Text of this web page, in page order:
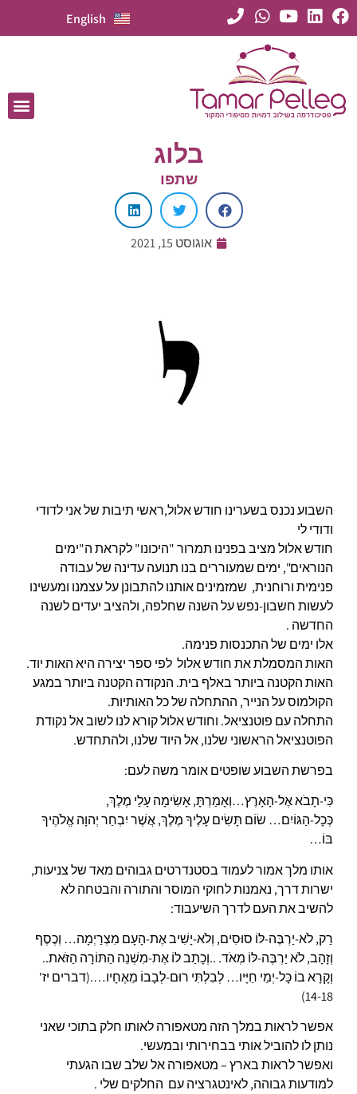
English
בלוג
שתפו
אוגוסט 15, 2021
השבוע נכנס בשערינו חודש אלול,ראשי תיבות של אני לדודי
ודודי לי
חודש אלול מציב בפנינו תמרור "היכונו" לקראת ה"ימים
הנוראים", ימים שמעוררים בנו תנועה עדינה של עבודה
פנימית ורוחנית, שמזמינים אותנו להתבונן על עצמנו ומעשינו
לעשות חשבון-נפש על השנה שחלפה, ולהציב יעדים לשנה
החדשה .
אלו ימים של התכנסות פנימה.
האות המסמלת את חודש אלול לפי ספר יצירה היא האות יוד.
האות הקטנה ביותר באלף בית. הנקודה הקטנה ביותר במגע
הקולמוס על הנייר, ההתחלה של כל האותיות.
התחלה עם פוטנציאל. וחודש אלול קורא לנו לשוב אל נקודת
הפוטנציאל הראשוני שלנו, אל היוד שלנו, ולהתחדש.
בפרשת השבוע שופטים אומר משה לעם:
כִּי-תָבֹא אֶל-הָאָרֶץ…וְאָמַרְתָּ, אָשִׂימָה עָלַי מֶלֶךְ,
כְּכָל-הַגּוֹיִם… שׂוֹם תָּשִׂים עָלֶיךָ מֶלֶךְ, אֲשֶׁר יִבְחַר יְהוָה אֱלֹהֶיךָ
בּוֹ…
אותו מלך אמור לעמוד בסטנדרטים גבוהים מאד של צניעות,
ישרות דרך, נאמנות לחוקי המוסר והתורה והבטחה לא
להשיב את העם לדרך השיעבוד:
רַק, לֹא-יַרְבֶּה-לּוֹ סוּסִים, וְלֹא-יָשִׁיב אֶת-הָעָם מִצְרַיְמָה… וְכֶסֶף
וְזָהָב, לֹא יַרְבֶּה-לּוֹ מְאֹד. ..וְכָתַב לוֹ אֶת-מִשְׁנֵה הַתּוֹרָה הַזֹּאת..
וְקָרָא בוֹ כָּל-יְמֵי חַיָּיו… לְבִלְתִּי רוּם-לְבָבוֹ מֵאֶחָיו….(דברים יז'
14-18)
אפשר לראות במלך הזה מטאפורה לאותו חלק בתוכי שאני
נותן לו להוביל אותי בבחירותי ובמעשי.
ואפשר לראות בארץ – מטאפורה אל שלב שבו הגעתי
למודעות גבוהה, לאינטגרציה עם החלקים שלי .